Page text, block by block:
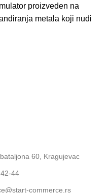
proizveden na
metala koji nudi
60, Kragujevac
44
commerce.rs